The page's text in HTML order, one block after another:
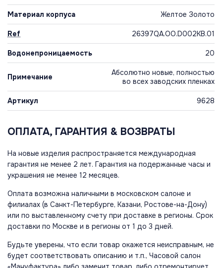
Материал корпуса Желтое Золото
Ref 26397QA.OO.D002KB.01
Водонепроницаемость 20
Примечание
Абсолютно новые, полностью
во всех заводских пленках
Артикул 9628
ОПЛАТА, ГАРАНТИЯ & ВОЗВРАТЫ
На новые изделия распространяется международная
гарантия не менее 2 лет. Гарантия на подержанные часы и
украшения не менее 12 месяцев.
Оплата возможна наличными в московском салоне и
филиалах (в Санкт-Петербурге, Казани, Ростове-на-Дону)
или по выставленному счету при доставке в регионы. Срок
доставки по Москве и в регионы от 1 до 3 дней.
Будьте уверены, что если товар окажется неисправным, не
будет соответствовать описанию и т.п., Часовой салон